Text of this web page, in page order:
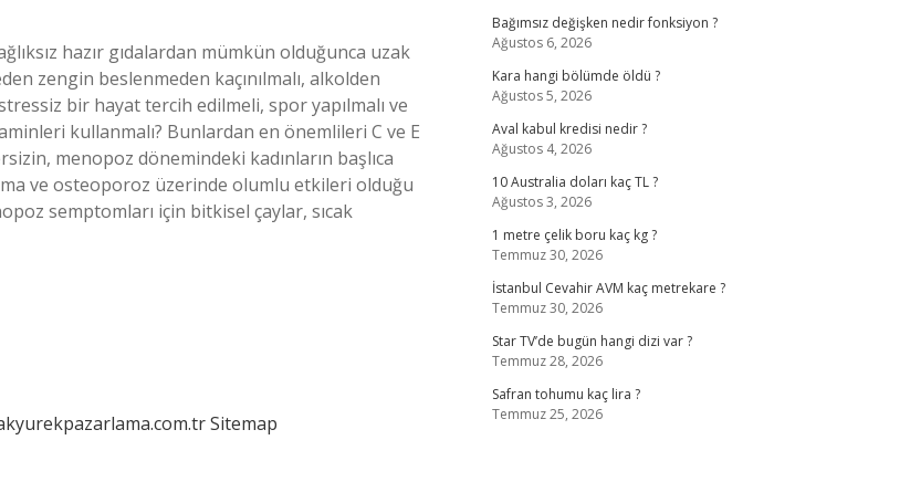
hazır gıdalardan mümkün olduğunca uzak
zengin beslenmeden kaçınılmalı, alkolden
bir hayat tercih edilmeli, spor yapılmalı ve
kullanmalı? Bunlardan en önemlileri C ve E
menopoz dönemindeki kadınların başlıca
ve osteoporoz üzerinde olumlu etkileri olduğu
semptomları için bitkisel çaylar, sıcak
Sitemap
Bağımsız değişken nedir fonksiyon ?
Ağustos 6, 2026
Kara hangi bölümde öldü ?
Ağustos 5, 2026
Aval kabul kredisi nedir ?
Ağustos 4, 2026
10 Australia doları kaç TL ?
Ağustos 3, 2026
1 metre çelik boru kaç kg ?
Temmuz 30, 2026
İstanbul Cevahir AVM kaç metrekare ?
Temmuz 30, 2026
Star TV’de bugün hangi dizi var ?
Temmuz 28, 2026
Safran tohumu kaç lira ?
Temmuz 25, 2026